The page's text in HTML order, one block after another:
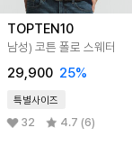
TOPTEN10
남성) 코튼 폴로 스웨터
29,900 25%
특별사이즈
32 4.7 (6)